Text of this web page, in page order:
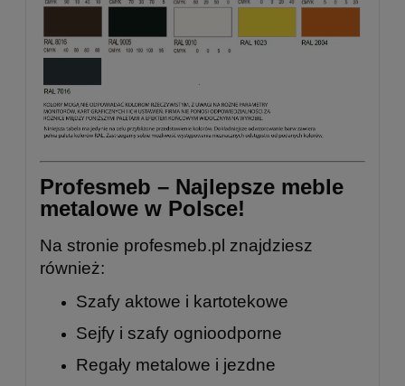
Profesmeb – Najlepsze meble
metalowe w Polsce!
Na stronie profesmeb.pl znajdziesz
również:
Szafy aktowe i kartotekowe
Sejfy i szafy ognioodporne
Regały metalowe i jezdne